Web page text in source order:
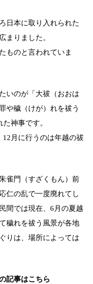
日本に取り入れられた
まりました。
ものと言われていま
いのが「大祓（おおは
や穢（けが）れを祓う
神事です。
月に行うのは年越の祓
雀門（すざくもん）前
仁の乱で一度廃れてし
間では現在、6月の夏越
穢れを祓う風景が各地
りは、場所によっては
記事はこちら